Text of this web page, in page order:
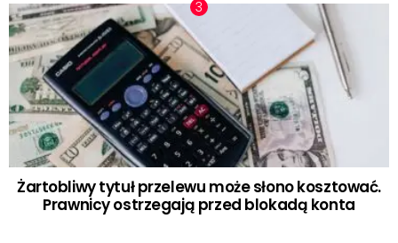
Żartobliwy tytuł przelewu może słono kosztować.
Prawnicy ostrzegają przed blokadą konta